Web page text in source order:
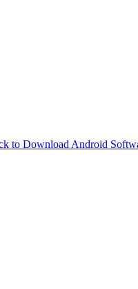
Android Software (V+4)